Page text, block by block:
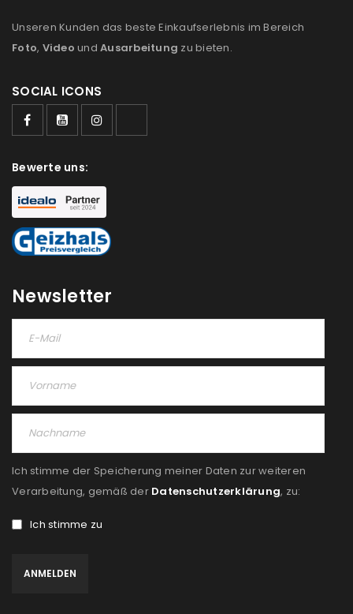
Unseren Kunden das beste Einkaufserlebnis im Bereich
Foto, Video und Ausarbeitung zu bieten.
SOCIAL ICONS
Bewerte uns:
Newsletter
Ich stimme der Speicherung meiner Daten zur weiteren
Verarbeitung, gemäß der Datenschutzerklärung, zu:
Ich stimme zu